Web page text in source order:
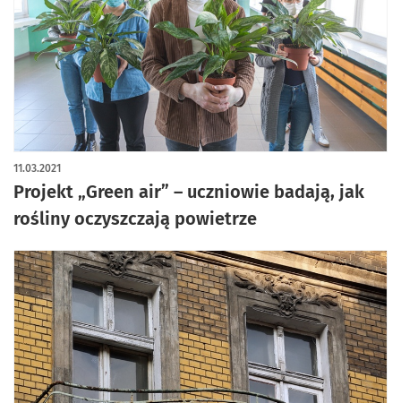
Projekt „Green air” – uczniowie badają, jak
rośliny oczyszczają powietrze
11.03.2021